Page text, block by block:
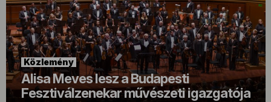
Közlemény
Alisa Meves lesz a Budapesti
Fesztiválzenekar művészeti igazgatója